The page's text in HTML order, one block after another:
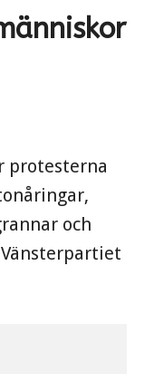
protesterna
och